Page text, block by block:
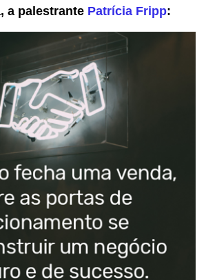
a palestrante Patrícia Fripp: